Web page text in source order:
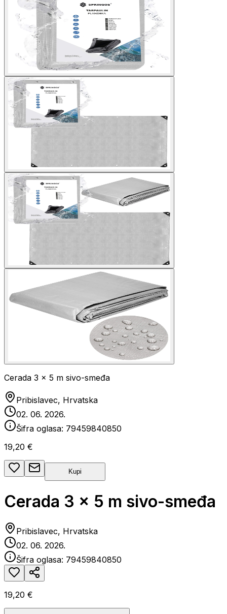
Cerada 3 × 5 m sivo-smeđa
Pribislavec, Hrvatska
02. 06. 2026.
Šifra oglasa: 79459840850
19,20 €
Kupi
Cerada 3 × 5 m sivo-smeđa
Pribislavec, Hrvatska
02. 06. 2026.
Šifra oglasa: 79459840850
19,20 €